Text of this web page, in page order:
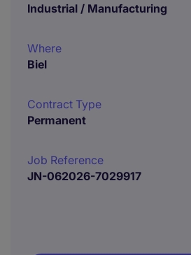
Industrial / Manufacturing
Where
Biel
Contract Type
Permanent
Job Reference
JN-062026-7029917